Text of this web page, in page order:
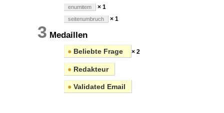
enumitem × 1
seitenumbruch × 1
3 Medaillen
● Beliebte Frage × 2
● Redakteur
● Validated Email